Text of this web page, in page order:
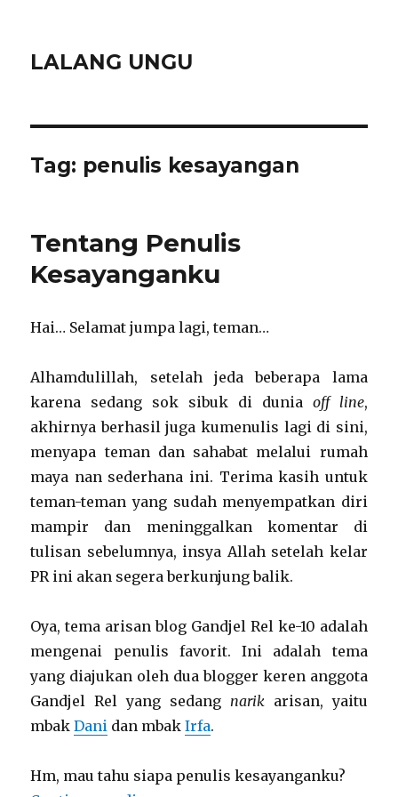
LALANG UNGU
Tag: penulis kesayangan
Tentang Penulis
Kesayanganku
Hai… Selamat jumpa lagi, teman…
Alhamdulillah, setelah jeda beberapa lama
karena sedang sok sibuk di dunia off line,
akhirnya berhasil juga kumenulis lagi di sini,
menyapa teman dan sahabat melalui rumah
maya nan sederhana ini. Terima kasih untuk
teman-teman yang sudah menyempatkan diri
mampir dan meninggalkan komentar di
tulisan sebelumnya, insya Allah setelah kelar
PR ini akan segera berkunjung balik.
Oya, tema arisan blog Gandjel Rel ke-10 adalah
mengenai penulis favorit. Ini adalah tema
yang diajukan oleh dua blogger keren anggota
Gandjel Rel yang sedang narik arisan, yaitu
mbakDani dan mbakIrfa.
Hm, mau tahu siapa penulis kesayanganku?